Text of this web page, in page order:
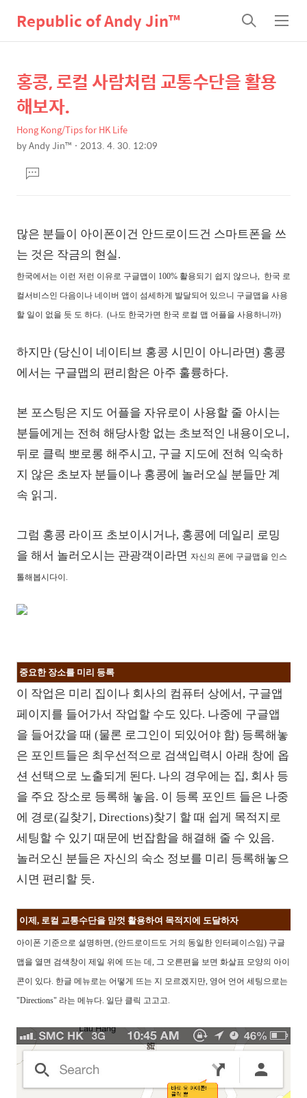
Republic of Andy Jin™
검
색
메
뉴
상
세
컨
텐
본
문
제
목
홍콩, 로컬 사람처럼 교통수단을 활용
해보자.
Hong Kong/Tips for HK Life
byAndy Jin™ 2013. 4. 30. 12:09
문댓
글
많은 분들이 아이폰이건 안드로이드건 스마트폰을 쓰
는 것은 작금의 현실.
한국에서는 이런 저런 이유로 구글맵이 100% 활용되기 쉽지 않으나, 한국 로
컬서비스인 다음이나 네이버 앱이 섬세하게 발달되어 있으니 구글맵을 사용
할 일이 없을 듯 도 하다. (나도 한국가면 한국 로컬 맵 어플을 사용하니까)
하지만 (당신이 네이티브 홍콩 시민이 아니라면) 홍콩
에서는 구글맵의 편리함은 아주 훌륭하다.
본 포스팅은 지도 어플을 자유로이 사용할 줄 아시는
분들에게는 전혀 해당사항 없는 초보적인 내용이오니,
뒤로 클릭 뽀로롱 해주시고, 구글 지도에 전혀 익숙하
지 않은 초보자 분들이나 홍콩에 놀러오실 분들만 계
속 읽긔.
그럼 홍콩 라이프 초보이시거나, 홍콩에 데일리 로밍
을 해서 놀러오시는 관광객이라면 자신의 폰에 구글맵을 인스
톨해봅시다이.
중요한 장소를 미리 등록
이 작업은 미리 집이나 회사의 컴퓨터 상에서, 구글앱
페이지를 들어가서 작업할 수도 있다. 나중에 구글앱
을 들어갔을 때 (물론 로그인이 되있어야 함) 등록해놓
은 포인트들은 최우선적으로 검색입력시 아래 창에 옵
션 선택으로 노출되게 된다. 나의 경우에는 집, 회사 등
을 주요 장소로 등록해 놓음. 이 등록 포인트 들은 나중
에 경로(길찾기, Directions)찾기 할 때 쉽게 목적지로
세팅할 수 있기 때문에 번잡함을 해결해 줄 수 있음.
놀러오신 분들은 자신의 숙소 정보를 미리 등록해놓으
시면 편리할 듯.
이제, 로컬 교통수단을 맘껏 활용하여 목적지에 도달하자
아이폰 기준으로 설명하면, (안드로이드도 거의 동일한 인터페이스임) 구글
맵을 열면 검색창이 제일 위에 뜨는 데, 그 오른편을 보면 화살표 모양의 아이
콘이 있다. 한글 메뉴로는 어떻게 뜨는 지 모르겠지만, 영어 언어 세팅으로는
"Directions" 라는 메뉴다. 일단 클릭 고고고.